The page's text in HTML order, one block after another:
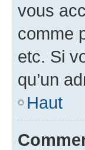
vous
comme
etc. Si
qu’un
Haut